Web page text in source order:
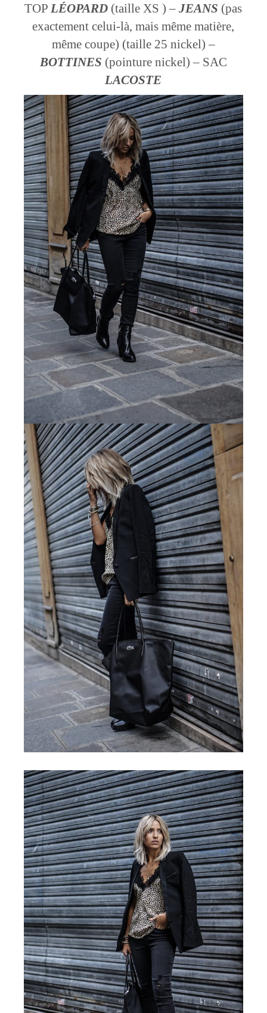
TOP LÉOPARD (taille XS ) –JEANS (pas
exactement celui-là, mais même matière,
même coupe) (taille 25 nickel) –
BOTTINES (pointure nickel) – SAC
LACOSTE